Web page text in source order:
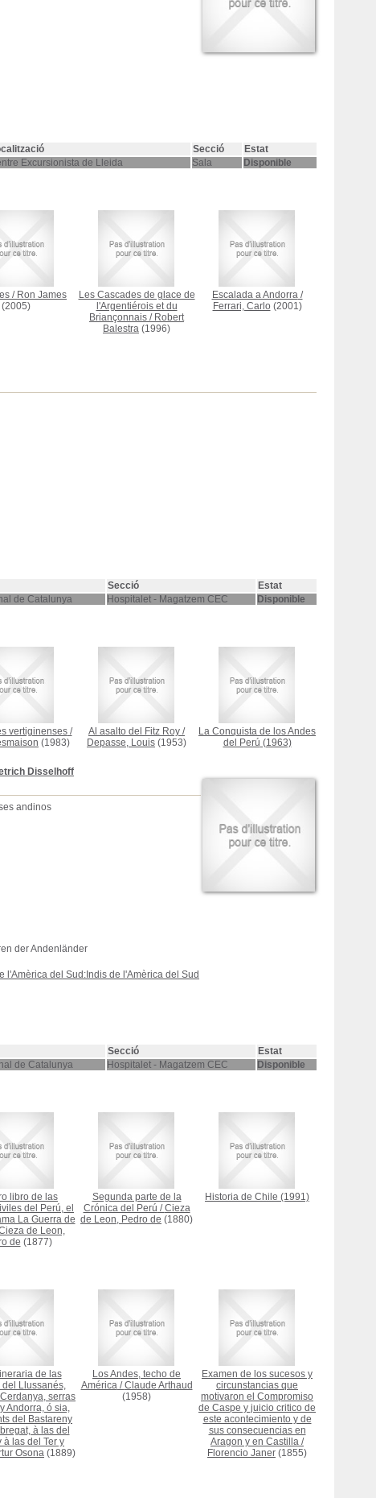
Secció
Estat
Excursionista de Lleida Sala Disponible
/ Ron James
(2005)
Les Cascades de glace de
l'Argentiérois et du
Briançonnais / Robert
Balestra (1996)
Escalada a Andorra/
Ferrari, Carlo(2001)
Secció
Estat
de Catalunya Hospitalet - Magatzem CEC Disponible
vertiginenses/
(1983)
Al asalto del Fitz Roy /
Depasse, Louis (1953)
La Conquista de los Andes
del Perú (1963)
Disselhoff
andinos
der Andenländer
l'Amèrica del Sud:Indis de l'Amèrica del Sud
Secció
Estat
de Catalunya Hospitalet - Magatzem CEC Disponible
libro de las
del Perú, el
La Guerra de
de Leon,
de (1877)
Segunda parte de la
Crónica del Perú /Cieza
de Leon, Pedro de (1880)
Historia de Chile (1991)
de las
Llussanés,
serras
Andorra, ó sia,
del Bastareny
à las del
à las del Ter y
Osona (1889)
Los Andes, techo de
América/Claude Arthaud
(1958)
Examen de los sucesos y
circunstancias que
motivaron el Compromiso
de Caspe y juicio critico de
este acontecimiento y de
sus consecuencias en
Aragon y en Castilla /
Florencio Janer (1855)